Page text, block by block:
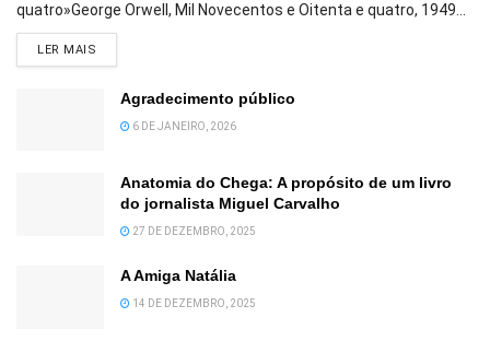
quatro»George Orwell, Mil Novecentos e Oitenta e quatro, 1949...
LER MAIS
Agradecimento público
6 DE JANEIRO, 2026
Anatomia do Chega: A propósito de um livro
do jornalista Miguel Carvalho
27 DE DEZEMBRO, 2025
A Amiga Natália
14 DE DEZEMBRO, 2025